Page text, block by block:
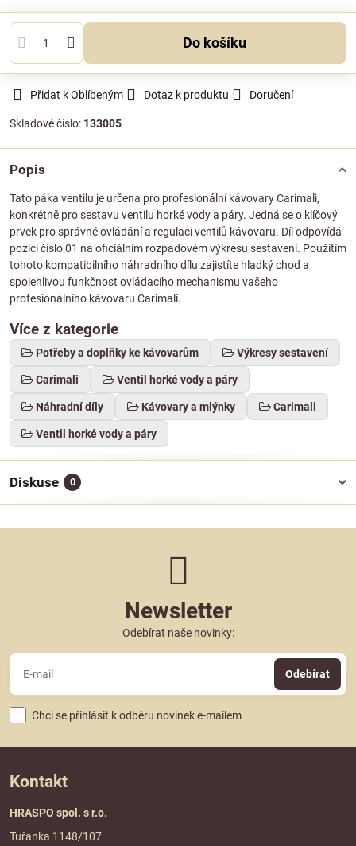
Do košíku
Přidat k Oblíbeným Dotaz k produktu Doručení
Skladové číslo: 133005
Popis
Tato páka ventilu je určena pro profesionální kávovary Carimali,
konkrétně pro sestavu ventilu horké vody a páry. Jedná se o klíčový
prvek pro správné ovládání a regulaci ventilů kávovaru. Díl odpovídá
pozici číslo 01 na oficiálním rozpadovém výkresu sestavení. Použitím
tohoto kompatibilního náhradního dílu zajistíte hladký chod a
spolehlivou funkčnost ovládacího mechanismu vašeho
profesionálního kávovaru Carimali.
Více z kategorie
Potřeby a doplňky ke kávovarům Výkresy sestavení
Carimali Ventil horké vody a páry
Náhradní díly Kávovary a mlýnky Carimali
Ventil horké vody a páry
Diskuse 0
Newsletter
Odebírat naše novinky:
Odebírat
Chci se přihlásit k odběru novinek e-mailem
Kontakt
HRASPO spol. s r.o.
Tuřanka 1148/107